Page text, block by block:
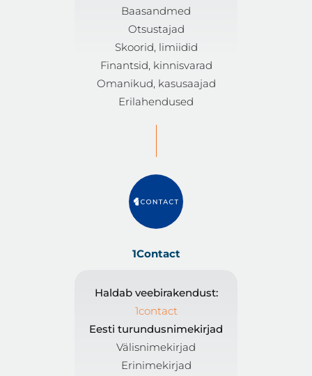
Baasandmed
Otsustajad
Skoorid, limiidid
Finantsid, kinnisvarad
Omanikud, kasusaajad
Erilahendused
1Contact
Haldab veebirakendust:
1contact
Eesti turundusnimekirjad
Välisnimekirjad
Erinimekirjad